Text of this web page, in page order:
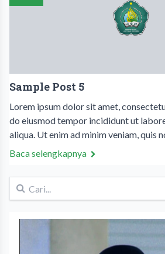
Sample Post 5
Lorem ipsum dolor sit amet,
do eiusmod tempor incididunt ut
aliqua. Ut enim ad minim veniam, quis
Baca selengkapnya